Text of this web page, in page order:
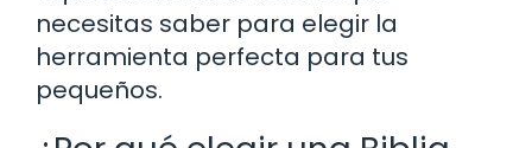
necesitas saber para elegir la
herramienta perfecta para tus
pequeños.